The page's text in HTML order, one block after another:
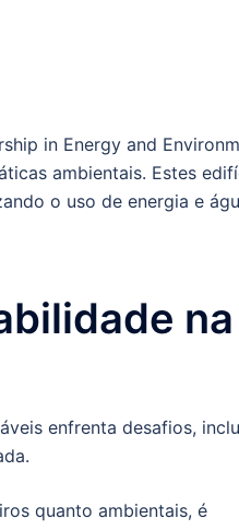
in Energy and
ambientais. Estes
o uso de energia e
na
enfrenta desafios,
quanto ambientais, é